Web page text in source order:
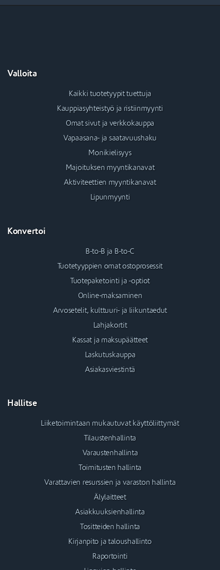
Valloita
Kaikki tuotetyypit tuettuja
Kauppiasyhteistyö ja ristiinmyynti
Omat sivut ja verkkokauppa
Vapaasana- ja saatavuushaku
Monikielisyys
Majoituksen myyntikanavat
Aktiviteettien myyntikanavat
Lipunmyynti
Konvertoi
B-to-B ja B-to-C
Tuotetyyppien omat ostoprosessit
Tuotepaketointi ja -optiot
Online-maksaminen
Arvosetelit, kulttuuri- ja liikuntaedut
Lahjakortit
Kassat ja maksupäätteet
Laskutuskauppa
Asiakasviestintä
Hallitse
Liiketoimintaan mukautuvat käyttöliittymät
Tilaustenhallinta
Varaustenhallinta
Toimitusten hallinta
Varattavien resurssien ja varaston hallinta
Älylaitteet
Asiakkuuksienhallinta
Tositteiden hallinta
Kirjanpito ja taloushallinto
Raportointi